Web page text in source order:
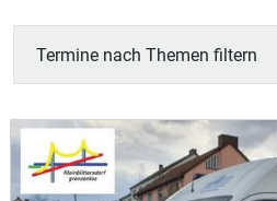
Termine nach Themen filtern